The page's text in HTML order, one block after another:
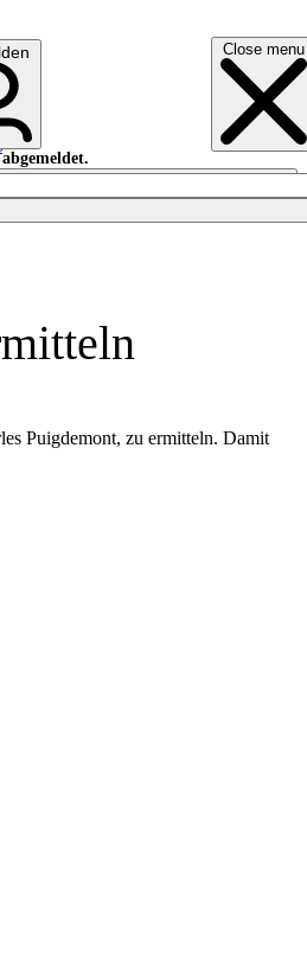
Close menu
Anmelden
Puigdemont, zu ermitteln. Damit